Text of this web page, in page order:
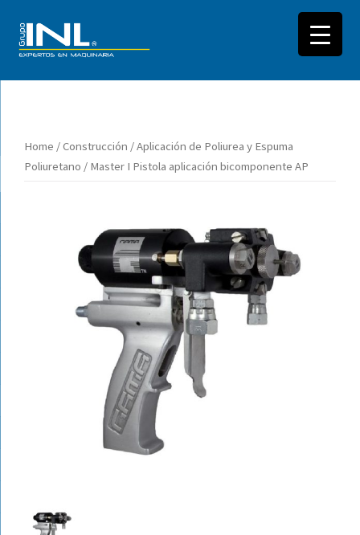
contenido
Home /Construcción /Aplicación de Poliurea y Espuma
Poliuretano / Master I Pistola aplicación bicomponente AP